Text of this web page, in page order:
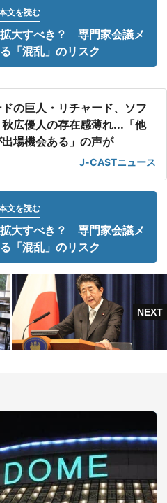
文を読む
大すべき？ 専門家会議メ
「混乱」のリスク
の巨人・リチャード、ソフ
秋広優人の存在感薄れ...「他
場機会ある」の声が
J-CASTニュース
文を読む
大すべき？ 専門家会議メ
「混乱」のリスク